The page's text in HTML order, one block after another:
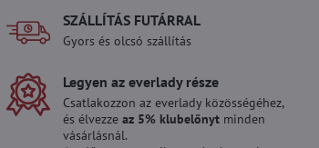
SZÁLLÍTÁS FUTÁRRAL
Gyors és olcsó szállítás
Legyen az everlady része
Csatlakozzon az everlady közösségéhez,
és élvezzeaz 5% klubelőnyt minden
vásárlásnál.